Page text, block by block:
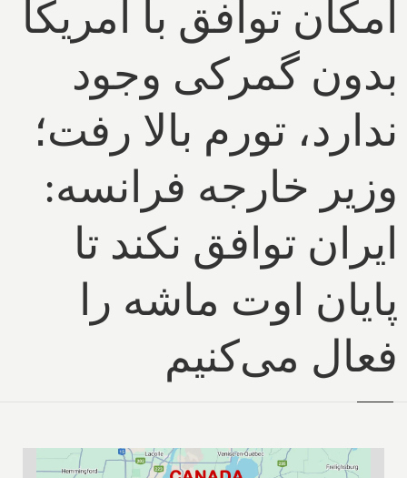
امکان توافق با آمریکا
بدون گمرکی وجود
ندارد، تورم بالا رفت؛
وزیر خارجه فرانسه:
ایران توافق نکند تا
پایان اوت ماشه را
فعال می‌کنیم